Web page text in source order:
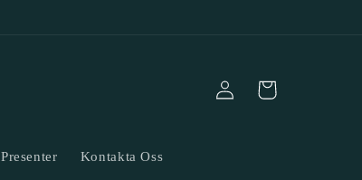
Presenter Kontakta Oss
Logga
in
Varukorg